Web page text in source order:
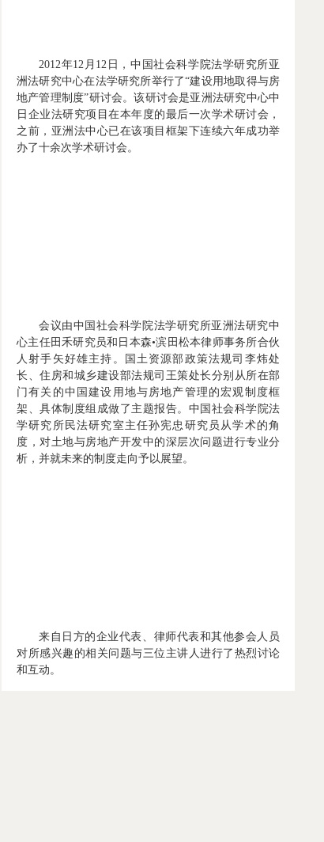
2012年12月12日，中国社会科学院法学研究所亚
洲法研究中心在法学研究所举行了“建设用地取得与房
地产管理制度”研讨会。该研讨会是亚洲法研究中心中
日企业法研究项目在本年度的最后一次学术研讨会，
之前，亚洲法中心已在该项目框架下连续六年成功举
办了十余次学术研讨会。
会议由中国社会科学院法学研究所亚洲法研究中
心主任田禾研究员和日本森•滨田松本律师事务所合伙
人射手矢好雄主持。国土资源部政策法规司李炜处
长、住房和城乡建设部法规司王策处长分别从所在部
门有关的中国建设用地与房地产管理的宏观制度框
架、具体制度组成做了主题报告。中国社会科学院法
学研究所民法研究室主任孙宪忠研究员从学术的角
度，对土地与房地产开发中的深层次问题进行专业分
析，并就未来的制度走向予以展望。
来自日方的企业代表、律师代表和其他参会人员
对所感兴趣的相关问题与三位主讲人进行了热烈讨论
和互动。